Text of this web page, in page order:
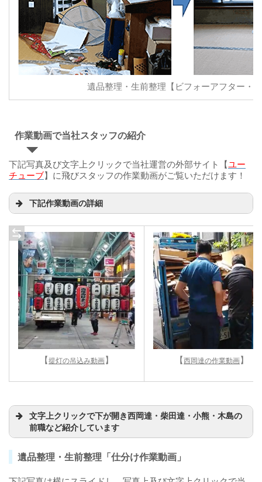
遺品整理・生前整理【ビフォーアフター・
作業動画で当社スタッフの紹介
下記写真及び文字上クリックで当社運営の外部サイト【ユー
チューブ】に飛びスタッフの作業動画がご覧いただけます！
下記作業動画の詳細
【提灯の吊込み動画】 【西岡達の作業動画】
文字上クリックで下が開き西岡達・柴田達・小熊・木島の
前職など紹介しています
遺品整理・生前整理「仕分け作業動画」